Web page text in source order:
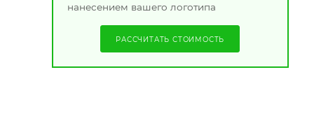
нанесением вашего логотипа
РАССЧИТАТЬ СТОИМОСТЬ